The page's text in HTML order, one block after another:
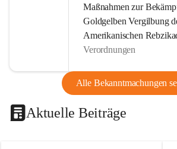
Maßnahmen zur
Goldgelben Vergilbung
Amerikanischen
Verordnungen
Alle Bekanntmachungen
Aktuelle Beiträge